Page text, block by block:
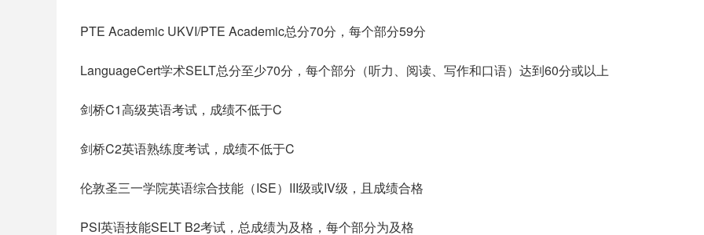
PTE Academic UKVI/PTE Academic总分70分，每个部分59分
LanguageCert学术SELT总分至少70分，每个部分（听力、阅读、写作和口语）达到60分或以上
剑桥C1高级英语考试，成绩不低于C
剑桥C2英语熟练度考试，成绩不低于C
伦敦圣三一学院英语综合技能（ISE）III级或IV级，且成绩合格
PSI英语技能SELT B2考试，总成绩为及格，每个部分为及格